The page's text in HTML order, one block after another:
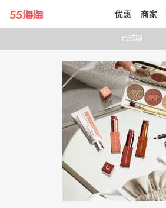
带你去官网买正品
优惠 商家
已过期